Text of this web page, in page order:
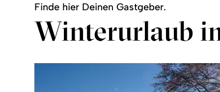
Finde hier Deinen Gastgeber.
Winterurlaub